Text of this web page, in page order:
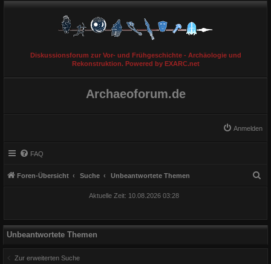
Diskussionsforum zur Vor- und Frühgeschichte - Archäologie und
Rekonstruktion. Powered by EXARC.net
Archaeoforum.de
Anmelden
FAQ
Foren-Übersicht Suche Unbeantwortete Themen
Aktuelle Zeit: 10.08.2026 03:28
Unbeantwortete Themen
Zur erweiterten Suche